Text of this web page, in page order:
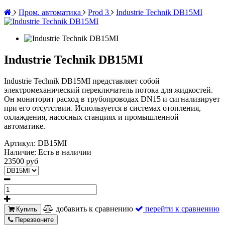
Пром. автоматика
Prod 3 Industrie Technik DB15MI
Industrie Technik DB15MI
Industrie Technik DB15MI представляет собой
электромеханический переключатель потока для жидкостей.
Он мониторит расход в трубопроводах DN15 и сигнализирует
при его отсутствии. Используется в системах отопления,
охлаждения, насосных станциях и промышленной
автоматике.
Артикул: DB15MI
Наличие: Есть в наличии
23500 руб
Купить добавить к сравнению перейти к сравнению
Перезвоните